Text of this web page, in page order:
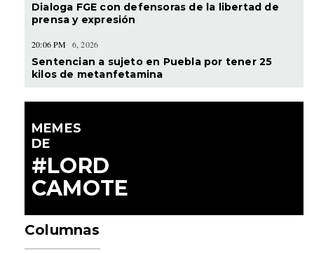
Dialoga FGE con defensoras de la libertad de
prensa y expresión
20:06 PM 6, 2026
Sentencian a sujeto en Puebla por tener 25
kilos de metanfetamina
MEMES
DE
#LORD
CAMOTE
Columnas